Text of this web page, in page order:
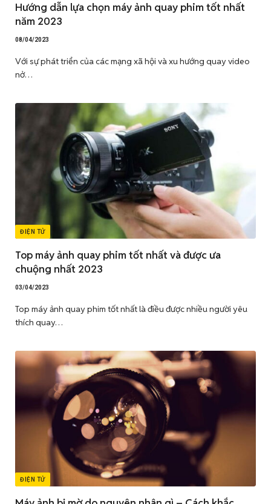
Hướng dẫn lựa chọn máy ảnh quay phim tốt nhất
năm 2023
08/04/2023
Với sự phát triển của các mạng xã hội và xu hướng quay video
nở…
ĐIỆN TỬ
Top máy ảnh quay phim tốt nhất và được ưa
chuộng nhất 2023
03/04/2023
Top máy ảnh quay phim tốt nhất là điều được nhiều người yêu
thích quay…
ĐIỆN TỬ